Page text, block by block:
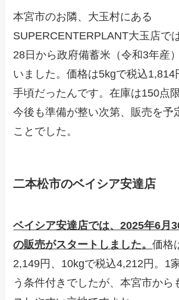
本宮市のお隣、大玉村にある
SUPERCENTERPLANT大玉店で
28日から政府備蓄米（令和3年産
いました。価格は5kgで税込1,814
手頃だったんです。在庫は150点
今後も準備が整い次第、販売を予
ことでした。
二本松市のベイシア安達店
ベイシア安達店では、2025年6月
の販売がスタートしました。価格
2,149円、10kgで税込4,212円。1
う条件付きでしたが、本宮市から